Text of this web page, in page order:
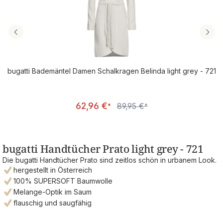
bugatti Bademäntel Damen Schalkragen Belinda light grey - 721
62,96 €* Regulärer Preis:
89,95 €*
bugatti Handtücher Prato light grey - 721
Die bugatti Handtücher Prato sind zeitlos schön in urbanem Look.
hergestellt in Österreich
100% SUPERSOFT Baumwolle
Melange-Optik im Saum
flauschig und saugfähig